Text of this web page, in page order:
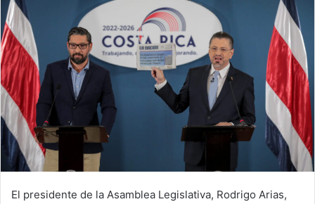
El presidente de la Asamblea Legislativa, Rodrigo Arias,